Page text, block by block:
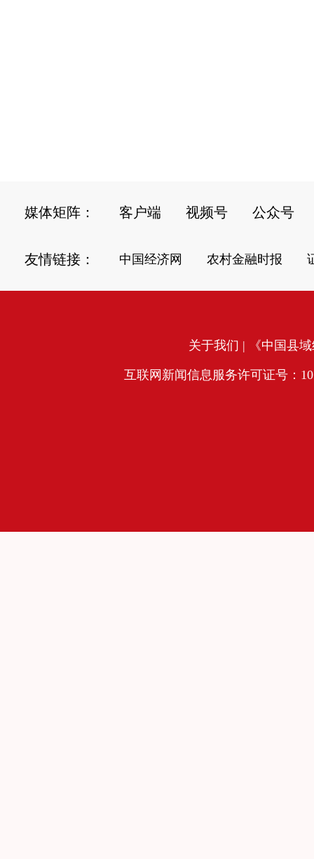
媒体矩阵： 客户端 视频号 公众号
友情链接： 中国经济网 农村金融时报
关于我们 | 《中国县
互联网新闻信息服务许可证号：